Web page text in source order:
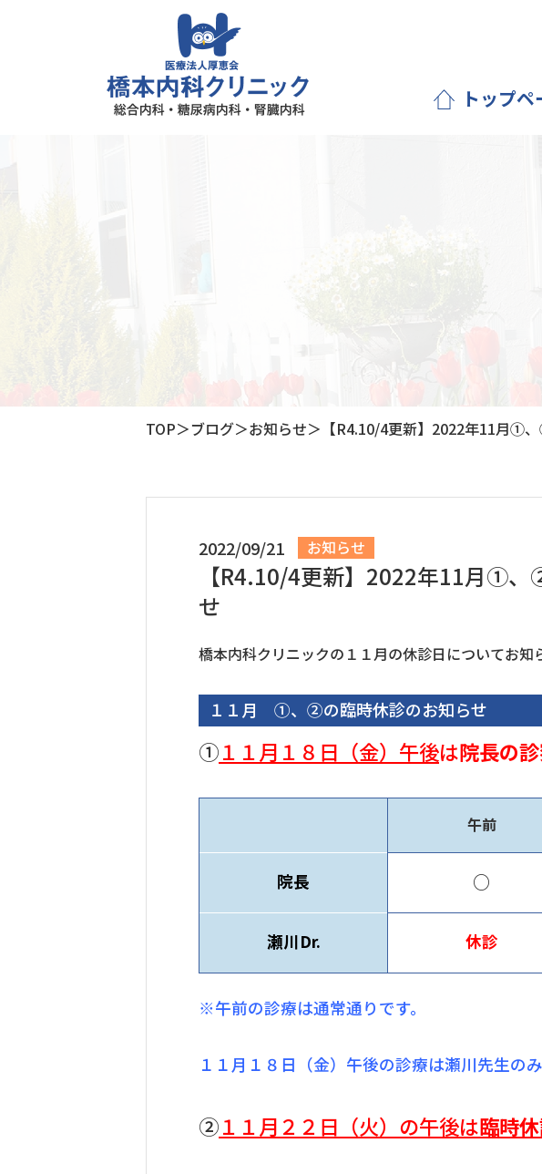
トップペ
TOP ブログ お知らせ 【R4.10/4更新】2022年11月①
2022/09/21 お知らせ
【R4.10/4更新】2022年11月①
せ
橋本内科クリニックの１１月の休診日についてお知
１１月 ①、②の臨時休診のお知らせ
①１１月１８ 日（金）午後は院長の
午前
院長 ○
瀬川Dr. 休診
※午前の診療は通常通りです。
１１月１８日（金）午後の診療は瀬川先生のみ
②１１月２２日（火）の午後は臨時